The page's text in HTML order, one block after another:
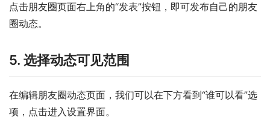
点击朋友圈页面右上角的“发表”按钮，即可发布自己的朋友
圈动态。
5. 选择动态可见范围
在编辑朋友圈动态页面，我们可以在下方看到“谁可以看”选
项，点击进入设置界面。